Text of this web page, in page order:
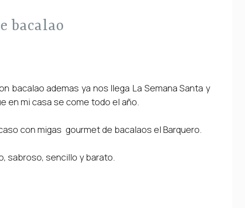
bacalao
bacalao ademas ya nos llega La Semana Santa y
en mi casa se come todo el año.
con migas gourmet de bacalaos el Barquero.
sabroso, sencillo y barato.